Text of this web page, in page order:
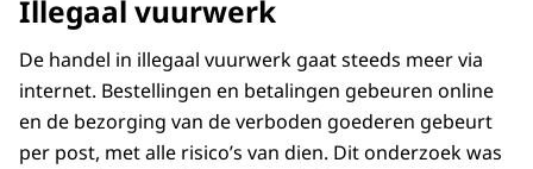
Illegaal vuurwerk
De handel in illegaal vuurwerk gaat steeds meer via
internet. Bestellingen en betalingen gebeuren online
en de bezorging van de verboden goederen gebeurt
per post, met alle risico’s van dien. Dit onderzoek was